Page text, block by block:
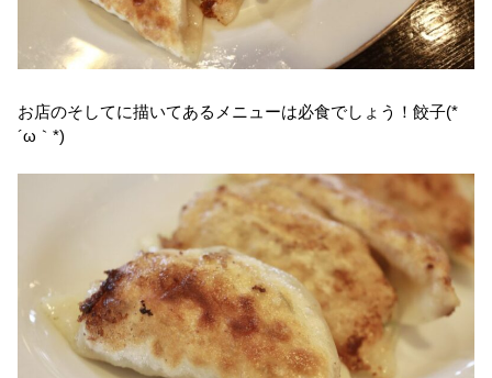
お店のそしてに描いてあるメニューは必食でしょう！餃子(*
´ω｀*)